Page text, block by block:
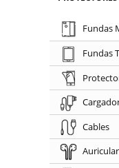
Fundas
Fundas
Cables